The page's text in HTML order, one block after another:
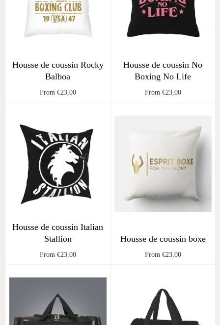
Housse de coussin Rocky
Balboa
From €23,00
Housse de coussin No
Boxing No Life
From €23,00
Housse de coussin Italian
Stallion
From €23,00
Housse de coussin boxe
From €23,00